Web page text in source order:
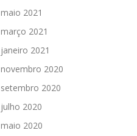
maio 2021
março 2021
janeiro 2021
novembro 2020
setembro 2020
julho 2020
maio 2020